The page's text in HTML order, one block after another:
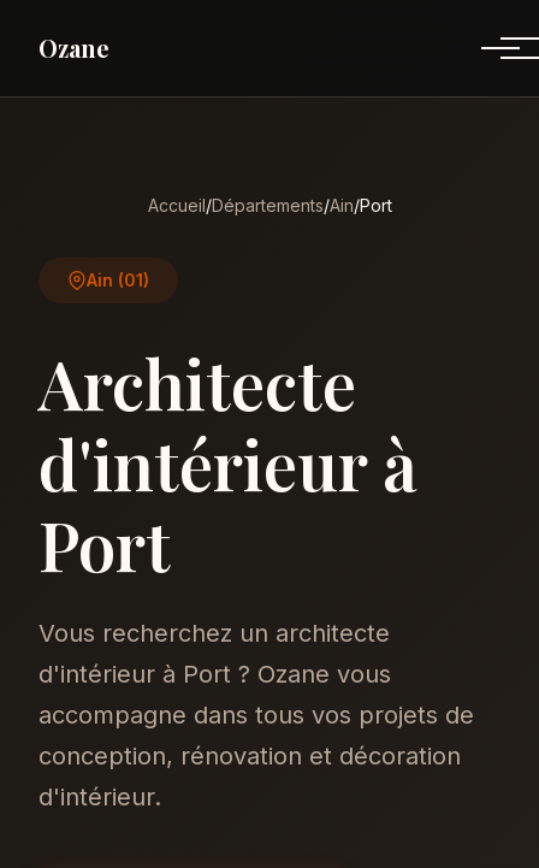
Ozane
Accueil/Départements/Ain/Port
Ain (01)
Architecte
d'intérieur à
Port
Vous recherchez un architecte
d'intérieur à Port ? Ozane vous
accompagne dans tous vos projets de
conception, rénovation et décoration
d'intérieur.